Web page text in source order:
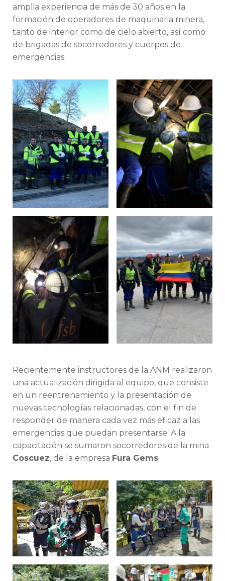
amplia experiencia de más de 30 años en la
formación de operadores de maquinaria minera,
tanto de interior como de cielo abierto, así como
de brigadas de socorredores y cuerpos de
emergencias.
Recientemente instructores de la ANM realizaron
una actualización dirigida al equipo, que consiste
en un reentrenamiento y la presentación de
nuevas tecnologías relacionadas, con el fin de
responder de manera cada vez más eficaz a las
emergencias que puedan presentarse. A la
capacitación se sumaron socorredores de la mina
Coscuez, de la empresa Fura Gems.